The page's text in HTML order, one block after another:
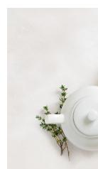
3.實際核准額度、
4.訂單成立30分鐘
消。如遇「轉專審
法說明評估內容。
【繳款方式說明】
1.分期款項不併入電
醒簡訊。
2.透過簡訊連結打開
帳／街口支付／
【關於「AFTEE先享
AFTEE先享後付是
１．簡單：不需註冊
２．便利：只要手機
３．安心：先確認
【「AFTEE先享後付
１．於結帳方式選
結帳頁面，進行簡
２．訂單成立數日
全家取貨付款
每筆NT$80，滿
付款後全家取貨